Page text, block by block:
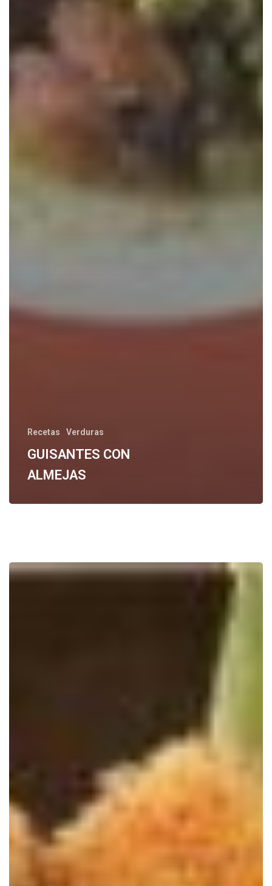
Recetas Verduras
GUISANTES CON
ALMEJAS